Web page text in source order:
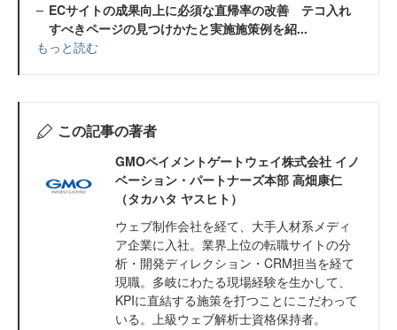
ECサイトの成果向上に必須な直帰率の改善 テコ入れ
すべきページの見つけかたと実施施策例を紹...
もっと読む
この記事の著者
GMOペイメントゲートウェイ株式会社 イノ
ベーション・パートナーズ本部 高畑康仁
（タカハタ ヤスヒト）
ウェブ制作会社を経て、大手人材系メディ
ア企業に入社。業界上位の転職サイトの分
析・開発ディレクション・CRM担当を経て
現職。多岐にわたる現場経験を生かして、
KPIに直結する施策を打つことにこだわって
いる。上級ウェブ解析士資格保持者。